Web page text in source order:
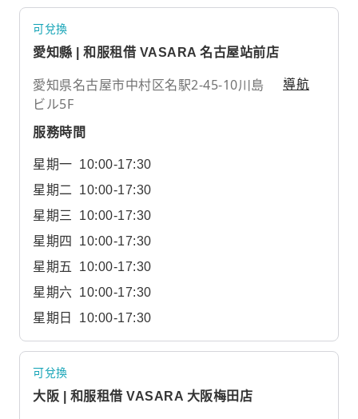
可兌換
愛知縣 | 和服租借 VASARA 名古屋站前店
愛知県名古屋市中村区名駅2-45-10川島
ビル5F
導航
服務時間
星期一 10:00-17:30
星期二
10:00-17:30
星期三
10:00-17:30
星期四
10:00-17:30
星期五
10:00-17:30
星期六 10:00-17:30
星期日
10:00-17:30
可兌換
大阪 | 和服租借 VASARA 大阪梅田店